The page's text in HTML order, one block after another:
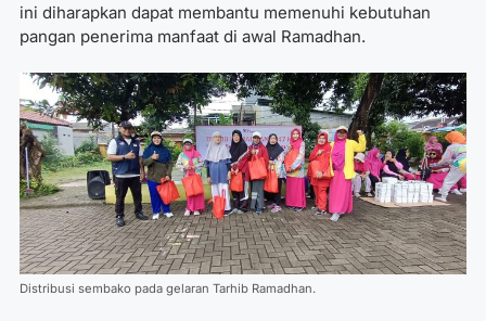
ini diharapkan dapat membantu memenuhi kebutuhan
pangan penerima manfaat di awal Ramadhan.
Distribusi sembako pada gelaran Tarhib Ramadhan.